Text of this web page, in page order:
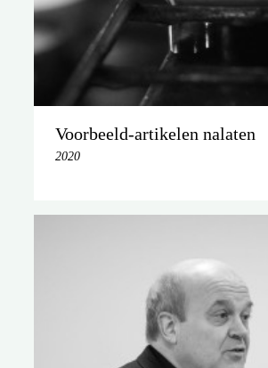
Voorbeeld-artikelen nalaten
2020